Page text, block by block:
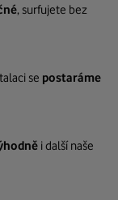
, surfujete bez
se postaráme
i další naše